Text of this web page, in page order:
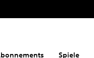
Spiele